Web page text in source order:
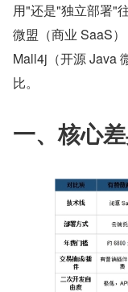
用"还是"独立部署"
微盟（商业 SaaS
Mall4j（开源 Java
比。
一、核心